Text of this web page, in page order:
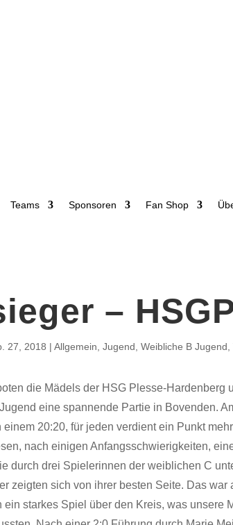
Teams Sponsoren Fan Shop
–
27, 2018 Allgemein Jugend Weibliche B Jugend
die Mädels der HSG Plesse-Hardenberg
eine spannende Partie in Bovenden.
einem 20:20, für jeden verdient ein Punkt
nach einigen Anfangsschwierigkeiten,
durch drei Spielerinnen der weiblichen C
zeigten sich von ihrer besten Seite. Das war
ein starkes Spiel über den Kreis, was unsere